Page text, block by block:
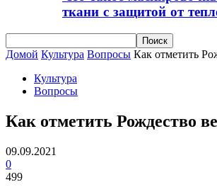
ткани с защитой от
Домой Культура Вопросы Как отметить
Культура
Вопросы
Как отметить Рождество
09.09.2021
0
499